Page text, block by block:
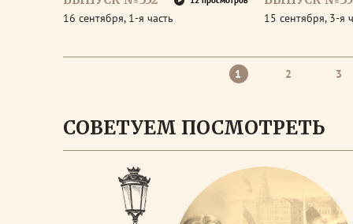
16 сентября, 1-я часть 15 сентября, 3-я
1 2 3
СОВЕТУЕМ ПОСМОТРЕТЬ